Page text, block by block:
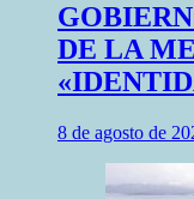
DE LA
8 de agosto de